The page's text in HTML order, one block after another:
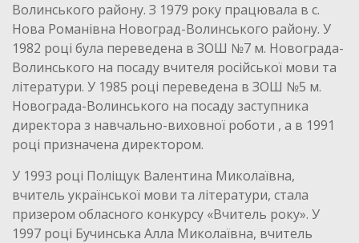
Волинського району. З 1979 року працювала в с.
Нова Романівна Новоград-Волинського району. У
1982 році була переведена в ЗОШ №7 м. Новограда-
Волинського на посаду вчителя російської мови та
літератури. У 1985 році переведена в ЗОШ №5 м.
Новограда-Волинського на посаду заступника
директора з навчально-виховної роботи , а в 1991
році призначена директором.
У 1993 році Поліщук Валентина Миколаївна,
вчитель української мови та літератури, стала
призером обласного конкурсу «Вчитель року». У
1997 році Бучинська Алла Миколаївна, вчитель